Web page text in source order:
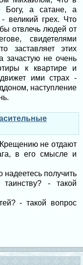
Богу, а сатане, а
- великий грех. Что
отвлечь людей от
свидетелями
заставляет этих
зачастую не очень
к квартире и
ими страх -
наступление
не отдают
в его смысле и
надеетесь получить
- такой
- такой вопрос